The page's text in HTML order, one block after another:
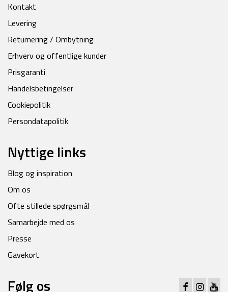
Kontakt
Levering
Returnering / Ombytning
Erhverv og offentlige kunder
Prisgaranti
Handelsbetingelser
Cookiepolitik
Persondatapolitik
Nyttige links
Blog og inspiration
Om os
Ofte stillede spørgsmål
Samarbejde med os
Presse
Gavekort
Følg os